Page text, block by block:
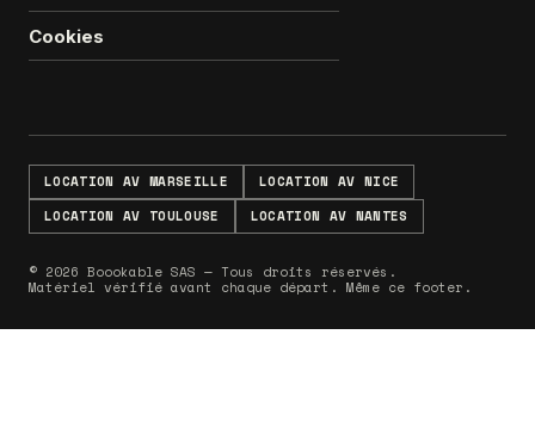
Cookies
LOCATION AV MARSEILLE
LOCATION AV NICE
LOCATION AV TOULOUSE
LOCATION AV NANTES
© 2026 Boookable SAS — Tous droits réservés.
Matériel vérifié avant chaque départ. Même ce footer.